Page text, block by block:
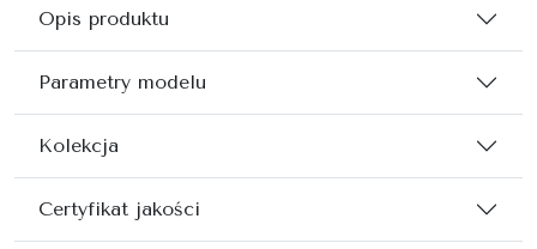
Opis produktu
Parametry modelu
Kolekcja
Certyfikat jakości